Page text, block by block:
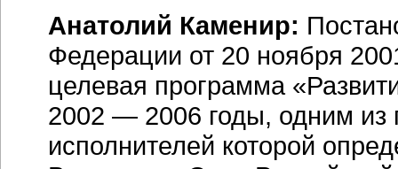
Анатолий Каменир:
Федерации от 20 ноября
целевая программа
2002 — 2006 годы, одним из
исполнителей которой